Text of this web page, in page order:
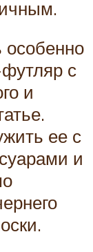
особенно
с
и
ее с
и